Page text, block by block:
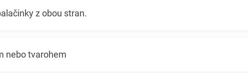
z obou stran.
nebo tvarohem